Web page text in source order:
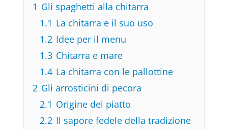
1 Gli spaghetti alla chitarra
1.1 La chitarra e il suo uso
1.2 Idee per il menu
1.3 Chitarra e mare
1.4 La chitarra con le pallottine
2 Gli arrosticini di pecora
2.1 Origine del piatto
2.2 Il sapore fedele della tradizione